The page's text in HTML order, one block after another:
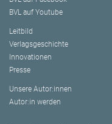
BVL auf Youtube
Leitbild
Verlagsgeschichte
Innovationen
Presse
Unsere Autor:innen
Autor:in werden